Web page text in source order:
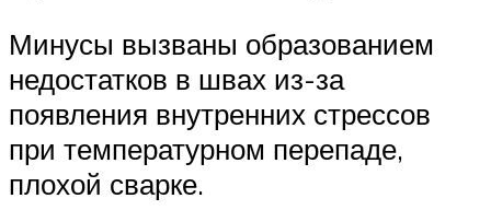
Минусы вызваны образованием
недостатков в швах из-за
появления внутренних стрессов
при температурном перепаде,
плохой сварке.